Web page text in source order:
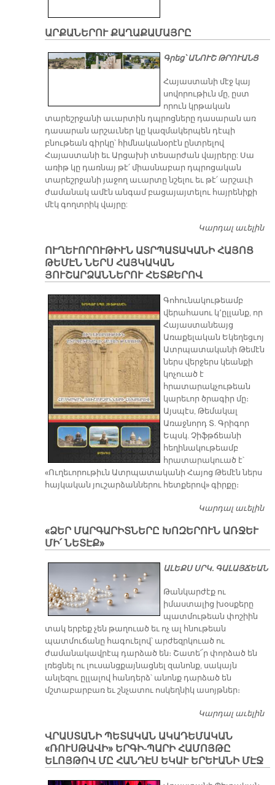
ԱՐՔԱՆԵՐՈՒ ՔԱՂԱՔԱՄԱՅՐԸ
Գրեց՝ ԱՆՈՒՇ ԹՐՈՒԱՆՑ
Հայաստանի մէջ կայ
սովորութիւն մը, ըստ
որուն կրթական
տարեշրջանի աւարտին դպրոցները դասարան առ
դասարան արշաւներ կը կազմակերպեն դէպի
բնութեան գիրկը՝ հիմնականօրէն ընտրելով
Հայաստանի եւ Արցախի տեսարժան վայրերը: Սա
առիթ կը դառնայ թէ՛ միասնաբար դպրոցական
տարեշրջանի յաջող աւարտը նշելու եւ թէ՛ արշաւի
ժամանակ ամէն անգամ բացայայտելու հայրենիքի
մէկ գողտրիկ վայրը:
Կարդալ աւելին
ՈՒՂԵՒՈՐՈՒԹԻՒՆ ԱՏՐՊԱՏԱԿԱՆԻ ՀԱՅՈՑ
ԹԵՄԷՆ ՆԵՐՍ ՀԱՅԿԱԿԱՆ
ՅՈՒՇԱՐՁԱՆՆԵՐՈՒ ՀԵՏՔԵՐՈՎ
Գոհունակութեամբ
վերահասու կ՚ըլլանք, որ
Հայաստանեայց
Առաքելական Եկեղեցւոյ
Ատրպատականի Թեմէն
ներս վերջերս կեանքի
կոչուած է
հրատարակչութեան
կարեւոր ծրագիր մը։
Այսպէս, Թեմակալ
Առաջնորդ Տ. Գրիգոր
Եպսկ. Չիֆթճեանի
հեղինակութեամբ
հրատարակուած է՝
«Ուղեւորութիւն Ատրպատականի Հայոց Թեմէն ներս
հայկական յուշարձաններու հետքերով» գիրքը։
Կարդալ աւելին
«ՁԵՐ ՄԱՐԳԱՐԻՏՆԵՐԸ ԽՈԶԵՐՈՒՆ ԱՌՋԵՒ
ՄԻ՛ ՆԵՏԷՔ»
Ա­ԼԵՔՍ ՍՐԿ. ԳԱ­ԼԱՅ­ՃԵԱՆ
​Թանկարժէք ու
իմաստալից խօսքերը
պատմութեան փոշիին
տակ երբեք չեն թաղուած եւ ոչ ալ հնութեան
պատմուճանը հագուելով՝ արժեզրկուած ու
ժամանակավրէպ դարձած են։ Շատե՜ր փորձած են
լռեցնել ու լուսանցքայնացնել զանոնք, սակայն
անլեզու ըլլալով հանդերձ՝ անոնք դարձած են
մշտաբարբառ եւ շնչատու ոսկեղնիկ ասոյթներ։
Կարդալ աւելին
ՎՐԱՍՏԱՆԻ ՊԵՏԱԿԱՆ ԱԿԱԴԵՄԱԿԱՆ
«ՌՈՒՍԹԱՎԻ» ԵՐԳԻ-ՊԱՐԻ ՀԱՄՈՅԹԸ
ԵԼՈՅԹՈՎ ՄԸ ՀԱՆԴԷՍ ԵԿԱՒ ԵՐԵՒԱՆԻ ՄԷՋ